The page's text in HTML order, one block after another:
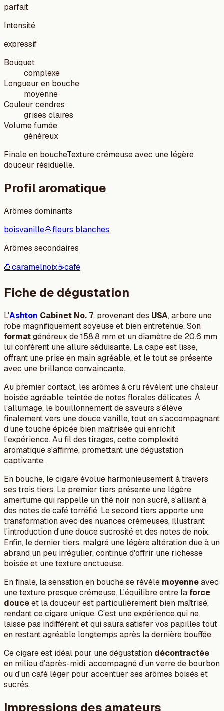
parfait
Intensité
expressif
Bouquet
complexe
Longueur en bouche
moyenne
Couleur cendres
grises claires
Volume fumée
généreux
Finale en boucheTexture crémeuse avec une légère
douceur résiduelle.
Profil aromatique
Arômes dominants
boisvanille🌸fleurs blanches
Arômes secondaires
🍮caramelnoix☕café
Fiche de dégustation
L'Ashton Cabinet No. 7, provenant des USA, arbore une
robe magnifiquement soyeuse et bien entretenue. Son
formatgénéreux de 158.8 mm et un diamètre de 20.6 mm
lui confèrent une allure séduisante. La cape est lisse,
offrant une prise en main agréable, et le tout se présente
avec une brillance convaincante.
Au premier contact, les arômes à cru révèlent une chaleur
boisée agréable, teintée de notes florales délicates. À
l’allumage, le bouillonnement de saveurs s'élève
finalement vers une douce vanille, tout en s’accompagnant
d’une touche épicée bien maîtrisée qui enrichit
l'expérience. Au fil des tirages, cette complexité
aromatique s'affirme, promettant une dégustation
captivante.
En bouche, le cigare évolue harmonieusement à travers
ses trois tiers. Le premier tiers présente une légère
amertume qui rappelle un thé noir non sucré, s'alliant à
des notes de café torréfié. Le second tiers apporte une
transformation avec des nuances crémeuses, illustrant
l'introduction d'une douce sucrosité et des notes de noix.
Enfin, le dernier tiers, malgré une légère altération due à un
abrand un peu irrégulier, continue d'offrir une richesse
boisée et une texture onctueuse.
En finale, la sensation en bouche se révèle moyenneavec
une texture presque crémeuse. L'équilibre entre la force
douceet la douceur est particulièrement bien maîtrisé,
rendant ce cigare unique. C’est une expérience qui ne
laisse pas indifférent et qui saura satisfer vos papilles tout
en restant agréable longtemps après la dernière bouffée.
Ce cigare est idéal pour une dégustation décontractée
en milieu d’après-midi, accompagné d’un verre de bourbon
ou d'un café léger pour accentuer ses arômes boisés et
sucrés.
Impressions des amateurs